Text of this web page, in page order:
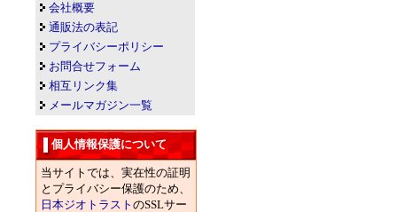
会社概要
通販法の表記
プライバシーポリシー
お問合せフォーム
相互リンク集
メールマガジン一覧
個人情報保護について
当サイトでは、実在性の証明
とプライバシー保護のため、
日本ジオトラスト のSSLサー